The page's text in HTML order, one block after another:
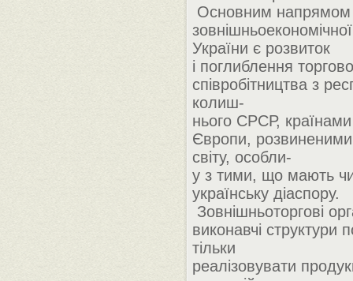
Основним напрямом
України є розвиток
і поглиблення
співробітництва з
колиш-
нього СРСР, країнами
Європи,
світу, особли-
у з тими, що мають
українську діаспору.
Зовнішньоторгові
виконавчі структури
тільки
реалізовувати